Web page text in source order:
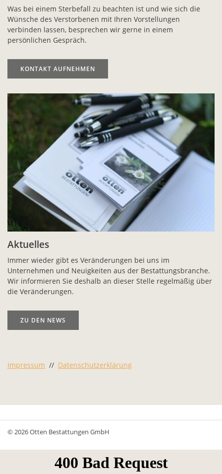
Was bei einem Sterbefall zu beachten ist und wie sich die
Wünsche des Verstorbenen mit Ihren Vorstellungen
verbinden lassen, besprechen wir gerne in einem
persönlichen Gespräch.
KONTAKT AUFNEHMEN
Aktuelles
Immer wieder gibt es Veränderungen bei uns im
Unternehmen und Neuigkeiten aus der Bestattungsbranche.
Wir informieren Sie deshalb an dieser Stelle regelmäßig über
die Veränderungen.
ZU DEN NEWS
Impressum // Datenschutzerklärung
© 2026 Otten Bestattungen GmbH